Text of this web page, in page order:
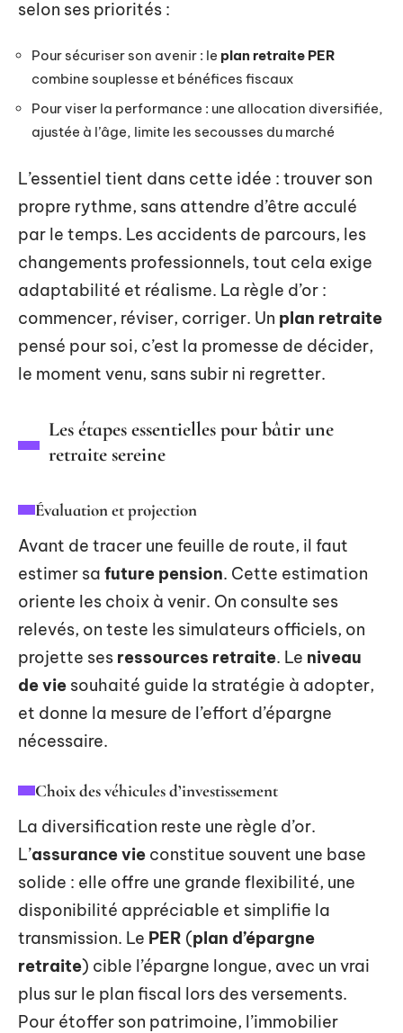
selon ses priorités :
Pour sécuriser son avenir : le plan retraite PER
combine souplesse et bénéfices fiscaux
Pour viser la performance : une allocation diversifiée,
ajustée à l’âge, limite les secousses du marché
L’essentiel tient dans cette idée : trouver son
propre rythme, sans attendre d’être acculé
par le temps. Les accidents de parcours, les
changements professionnels, tout cela exige
adaptabilité et réalisme. La règle d’or :
commencer, réviser, corriger. Un plan retraite
pensé pour soi, c’est la promesse de décider,
le moment venu, sans subir ni regretter.
Les étapes essentielles pour bâtir une
retraite sereine
Évaluation et projection
Avant de tracer une feuille de route, il faut
estimer sa future pension. Cette estimation
oriente les choix à venir. On consulte ses
relevés, on teste les simulateurs officiels, on
projette ses ressources retraite. Le niveau
de vie souhaité guide la stratégie à adopter,
et donne la mesure de l’effort d’épargne
nécessaire.
Choix des véhicules d’investissement
La diversification reste une règle d’or.
L’assurance vie constitue souvent une base
solide : elle offre une grande flexibilité, une
disponibilité appréciable et simplifie la
transmission. Le PER (plan d’épargne
retraite) cible l’épargne longue, avec un vrai
plus sur le plan fiscal lors des versements.
Pour étoffer son patrimoine, l’immobilier